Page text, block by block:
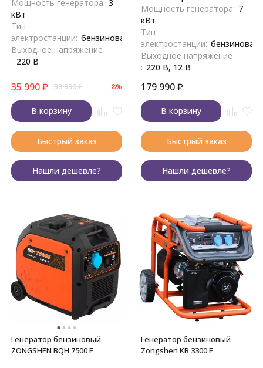
Мощность генератора: 3
кВт
Тип
электростанции: бензиновая
Выходное напряжение
: 220 В
35 990₽ 38 990₽ -8%
В корзину
Быстрый заказ
Нашли дешевле?
Мощность генератора: 7
кВт
Тип
электростанции: бензиновая
Выходное напряжение
: 220 В, 12 В
179 990₽
В корзину
Быстрый заказ
Нашли дешевле?
Генератор бензиновый
ZONGSHEN BQH 7500 E
Генератор бензиновый
Zongshen KB 3300 E